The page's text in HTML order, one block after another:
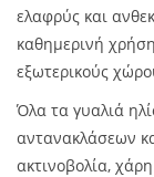
ελαφρύς και
καθημερινή
εξωτερικούς
Όλα τα γυαλιά
αντανακλάσεων
ακτινοβολία,